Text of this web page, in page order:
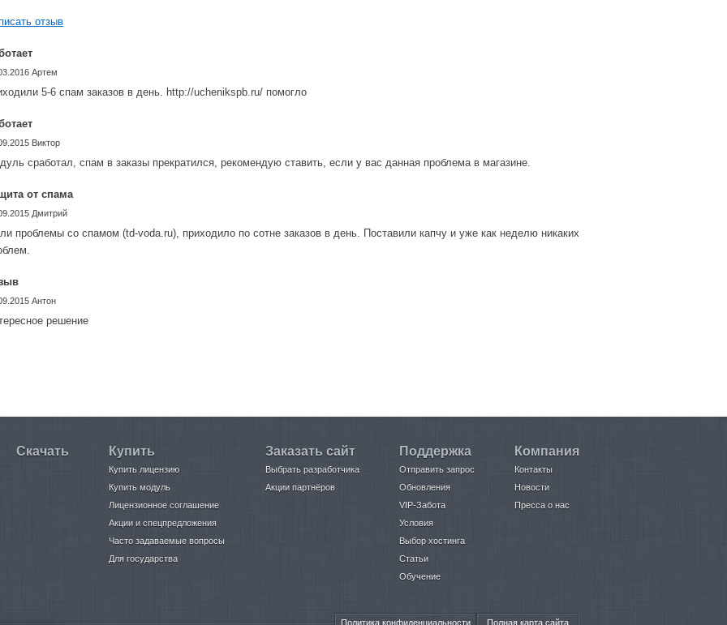
отзыв
Артем
5-6 спам заказов в день. http://uchenikspb.ru/ помогло
Виктор
сработал, спам в заказы прекратился, рекомендую ставить, если у вас данная проблема в магазине.
от спама
Дмитрий
проблемы со спамом (td-voda.ru), приходило по сотне заказов в день. Поставили капчу и уже как неделю никаких
Антон
решение
Скачать Купить
Купить лицензию
Купить модуль
Лицензионное соглашение
Акции и спецпредложения
Часто задаваемые вопросы
Для государства
Заказать сайт
Выбрать разработчика
Акции партнёров
Поддержка
Отправить запрос
Обновления
VIP-Забота
Условия
Выбор хостинга
Статьи
Обучение
Компания
Контакты
Новости
Пресса о нас
Полная карта сайта
Политика конфиденциальности